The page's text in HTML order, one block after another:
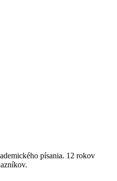
písania. 12 rokov